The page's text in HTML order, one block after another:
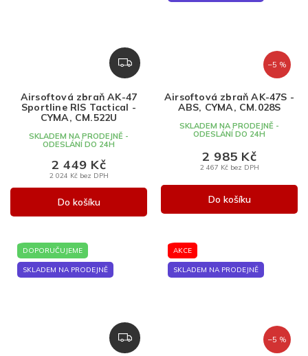
Z
D
R
Airsoftová zbraň AK-47
Sportline RIS Tactical -
CYMA, CM.522U
SKLADEM NA PRODEJNĚ -
ODESLÁNÍ DO 24H
2 024 Kč bez DPH
2 449 Kč
Do košíku
–5 %
Airsoftová zbraň AK-47S -
ABS, CYMA, CM.028S
SKLADEM NA PRODEJNĚ -
ODESLÁNÍ DO 24H
2 467 Kč bez DPH
2 985 Kč
Do košíku
DOPORUČUJEME
SKLADEM NA PRODEJNĚ
Z
D
AKCE
SKLADEM NA PRODEJNĚ
–5 %